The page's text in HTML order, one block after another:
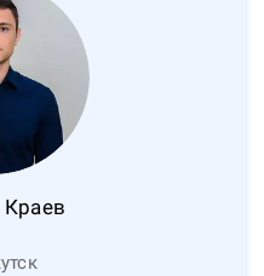
Краев